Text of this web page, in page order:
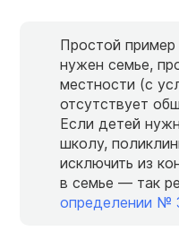
Простой
нужен семье,
местности (с
отсутствует
Если детей
школу,
исключить из
в семье — так
определении №